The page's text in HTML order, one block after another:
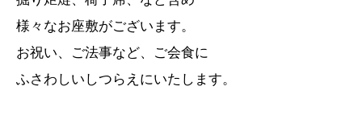
様々なお座敷がございます。
お祝い、ご法事など、ご会食に
ふさわしいしつらえにいたします。